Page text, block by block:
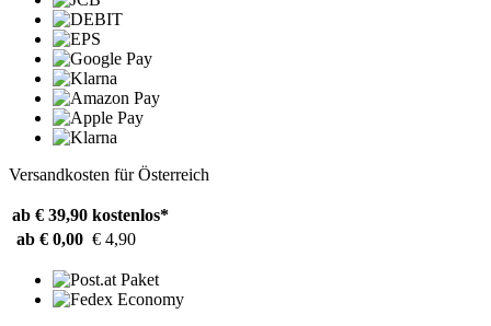
Versandkosten für Österreich
ab € 39,90 kostenlos*
ab € 0,00 € 4,90